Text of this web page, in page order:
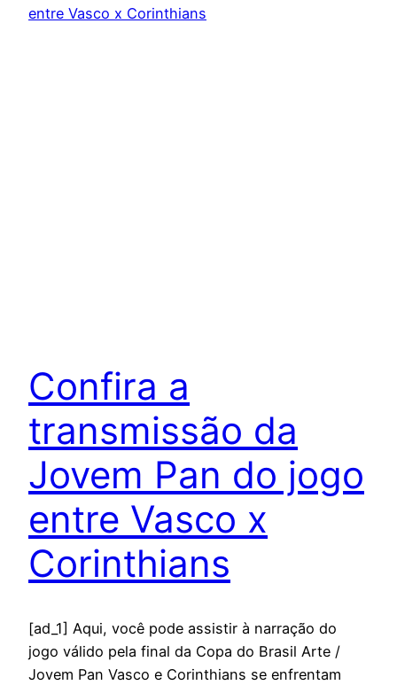
Confira a
transmissão da
Jovem Pan do jogo
entre Vasco x
Corinthians
[ad_1] Aqui, você pode assistir à narração do
jogo válido pela final da Copa do Brasil Arte /
Jovem Pan Vasco e Corinthians se enfrentam